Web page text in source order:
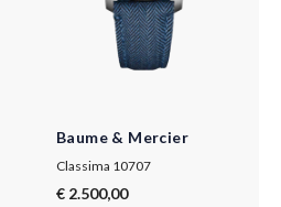
Baume & Mercier
Classima 10707
€ 2.500,00